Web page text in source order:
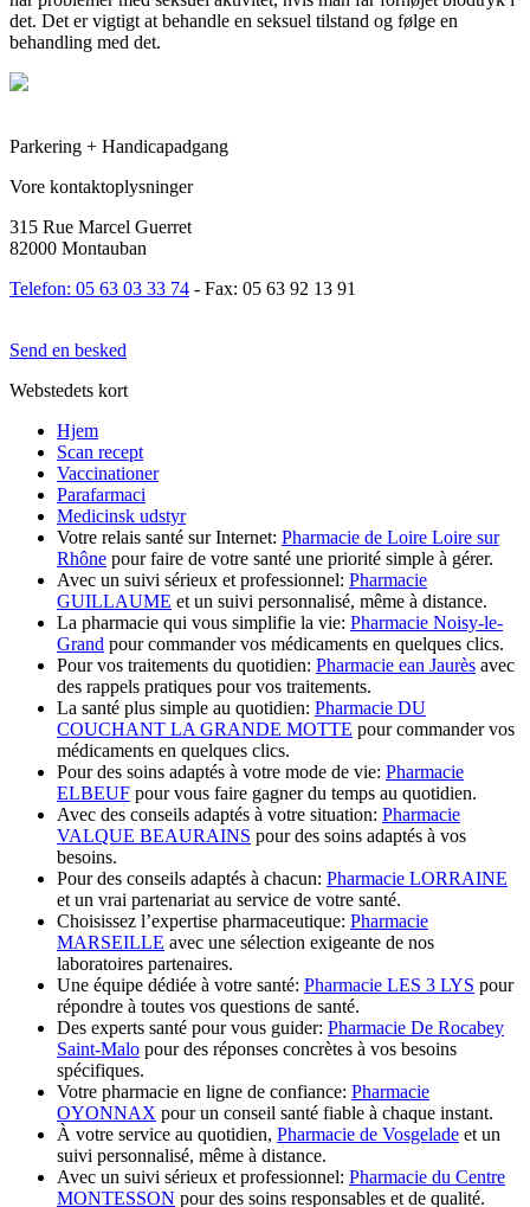
det. Det er vigtigt at behandle en seksuel tilstand og følge en
behandling med det.
Parkering + Handicapadgang
Vore kontaktoplysninger
315 Rue Marcel Guerret
82000 Montauban
Telefon: 05 63 03 33 74 - Fax: 05 63 92 13 91
Send en besked
Webstedets kort
Hjem
Scan recept
Vaccinationer
Parafarmaci
Medicinsk udstyr
Votre relais santé sur Internet: Pharmacie de Loire Loire sur
Rhône pour faire de votre santé une priorité simple à gérer.
Avec un suivi sérieux et professionnel: Pharmacie
GUILLAUME et un suivi personnalisé, même à distance.
La pharmacie qui vous simplifie la vie: Pharmacie Noisy-le-
Grand pour commander vos médicaments en quelques clics.
Pour vos traitements du quotidien: Pharmacie ean Jaurès avec
des rappels pratiques pour vos traitements.
La santé plus simple au quotidien: Pharmacie DU
COUCHANT LA GRANDE MOTTE pour commander vos
médicaments en quelques clics.
Pour des soins adaptés à votre mode de vie: Pharmacie
ELBEUF pour vous faire gagner du temps au quotidien.
Avec des conseils adaptés à votre situation: Pharmacie
VALQUE BEAURAINS pour des soins adaptés à vos
besoins.
Pour des conseils adaptés à chacun: Pharmacie LORRAINE
et un vrai partenariat au service de votre santé.
Choisissez l’expertise pharmaceutique: Pharmacie
MARSEILLE avec une sélection exigeante de nos
laboratoires partenaires.
Une équipe dédiée à votre santé: Pharmacie LES 3 LYS pour
répondre à toutes vos questions de santé.
Des experts santé pour vous guider: Pharmacie De Rocabey
Saint-Malo pour des réponses concrètes à vos besoins
spécifiques.
Votre pharmacie en ligne de confiance: Pharmacie
OYONNAX pour un conseil santé fiable à chaque instant.
À votre service au quotidien, Pharmacie de Vosgelade et un
suivi personnalisé, même à distance.
Avec un suivi sérieux et professionnel: Pharmacie du Centre
MONTESSON pour des soins responsables et de qualité.